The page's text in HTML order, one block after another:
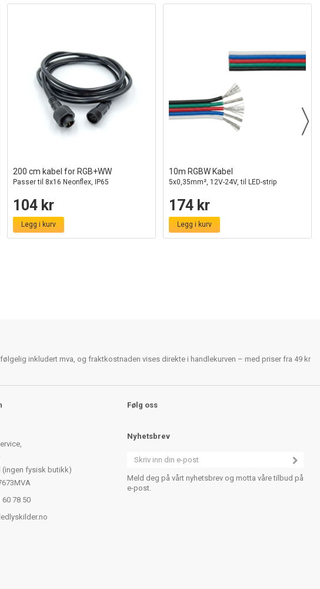
200 cm kabel for RGB+WW
Passer til 8x16 Neonflex, IP65
104 kr
Legg i kurv
10m RGBW Kabel
5x0,35mm², 12V-24V, til LED-strip
174 kr
Legg i kurv
inkludert mva, og fraktkostnaden vises direkte i handlekurven – med priser fra 49 kr
(ingen fysisk butikk)
60 78 50
Følg oss
Nyhetsbrev
Meld deg på vårt nyhetsbrev og motta våre tilbud på
e-post.